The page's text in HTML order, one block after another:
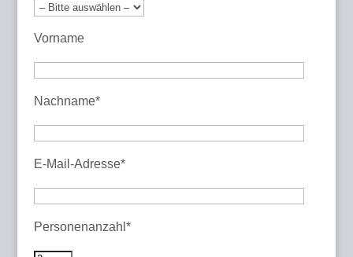
Vorname
Nachname*
E-Mail-Adresse*
Personenanzahl*